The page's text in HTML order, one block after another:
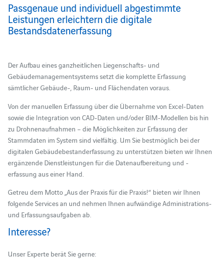
Passgenaue und individuell abgestimmte
Leistungen erleichtern die digitale
Bestandsdatenerfassung
Der Aufbau eines ganzheitlichen Liegenschafts- und
Gebäudemanagementsystems setzt die komplette Erfassung
sämtlicher Gebäude-, Raum- und Flächendaten voraus.
Von der manuellen Erfassung über die Übernahme von Excel-Daten
sowie die Integration von CAD-Daten und/oder BIM-Modellen bis hin
zu Drohnenaufnahmen – die Möglichkeiten zur Erfassung der
Stammdaten im System sind vielfältig. Um Sie bestmöglich bei der
digitalen Gebäudebestanderfassung zu unterstützen bieten wir Ihnen
ergänzende Dienstleistungen für die Datenaufbereitung und -
erfassung aus einer Hand.
Getreu dem Motto „Aus der Praxis für die Praxis!“ bieten wir Ihnen
folgende Services an und nehmen Ihnen aufwändige Administrations-
und Erfassungsaufgaben ab.
Interesse?
Unser Experte berät Sie gerne: